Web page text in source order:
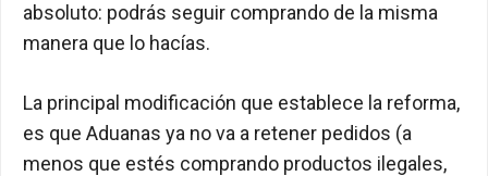
absoluto: podrás seguir comprando de la misma
manera que lo hacías.
La principal modificación que establece la reforma,
es que Aduanas ya no va a retener pedidos (a
menos que estés comprando productos ilegales,